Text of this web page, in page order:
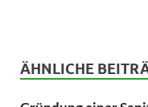
ÄHNLICHE